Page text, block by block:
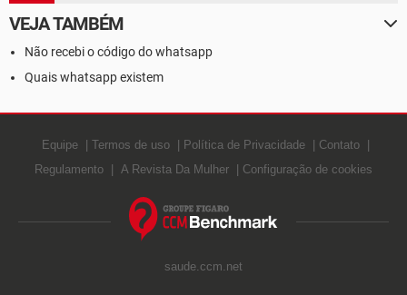
VEJA TAMBÉM
Não recebi o código do whatsapp
Quais whatsapp existem
Equipe Termos de uso Política de Privacidade
Contato
Regulamento
A Revista Da Mulher Configuração de cookies
saude.ccm.net